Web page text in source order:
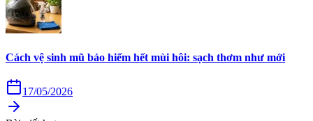
Cách vệ sinh mũ bảo hiểm hết mùi hôi: sạch thơm như mới
17/05/2026